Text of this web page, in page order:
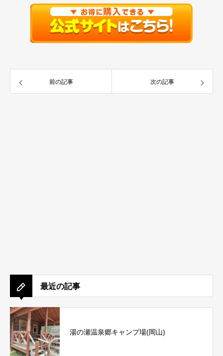
前の記事 次の記事
最近の記事
湯の瀬温泉郷キャンプ場(岡山)